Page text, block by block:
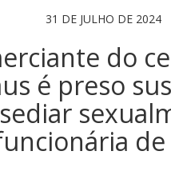
31 DE JULHO DE 2024
do
é preso
de